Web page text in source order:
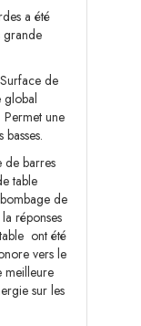
a été
grande
de
global
une
de barres
table
de
réponses
ont été
vers le
meilleure
sur les